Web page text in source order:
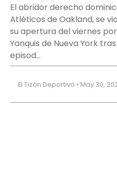
El abridor derecho
Atléticos de Oakland, se
su apertura del viernes
Yanquis de Nueva York
episod…
El Tizón Deportivo • May 30,